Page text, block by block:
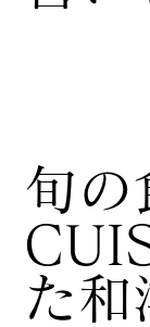
旬の
た和